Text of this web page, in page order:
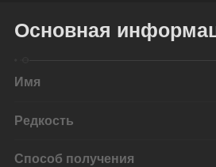
Основная
Имя
Редкость
Способ получения